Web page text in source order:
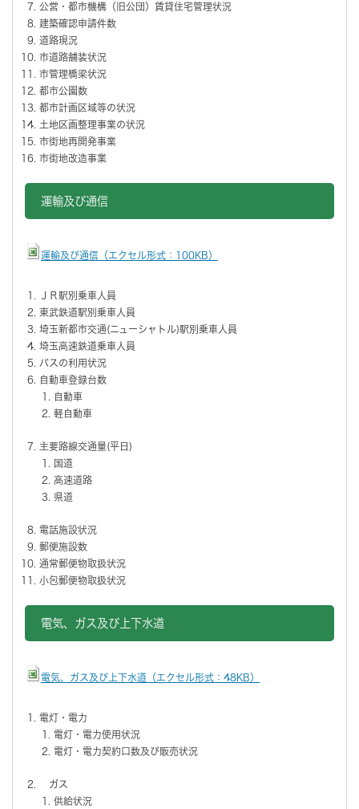
公営・都市機構（旧公団）賃貸住宅管理状況
建築確認申請件数
道路現況
市道路舗装状況
市管理橋梁状況
都市公園数
都市計画区域等の状況
土地区画整理事業の状況
市街地再開発事業
市街地改造事業
運輸及び通信
運輸及び通信（エクセル形式：100KB）
ＪＲ駅別乗車人員
東武鉄道駅別乗車人員
埼玉新都市交通(ニューシャトル)駅別乗車人員
埼玉高速鉄道乗車人員
バスの利用状況
自動車登録台数
自動車
軽自動車
主要路線交通量(平日)
国道
高速道路
県道
電話施設状況
郵便施設数
通常郵便物取扱状況
小包郵便物取扱状況
電気、ガス及び上下水道
電気、ガス及び上下水道（エクセル形式：48KB）
電灯・電力
電灯・電力使用状況
電灯・電力契約口数及び販売状況
ガス
供給状況